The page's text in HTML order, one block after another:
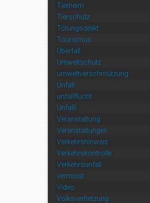
Tierheim
Tierschutz
Tötungsdelikt
Tourismus
Überfall
Umweltschutz
umweltverschmutzung
Unfall
unfallflucht
Unfalll
Veranstaltung
Veranstaltungen
Verkehrshinweis
Verkehrskontrolle
Verkehrsunfall
vermisst
Video
Volksverhetzung